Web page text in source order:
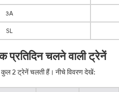
3A
SL
प्रतिदिन चलने वाली ट्रेनें
कुल 2 ट्रेनें चलती हैं। नीचे विवरण देखें: